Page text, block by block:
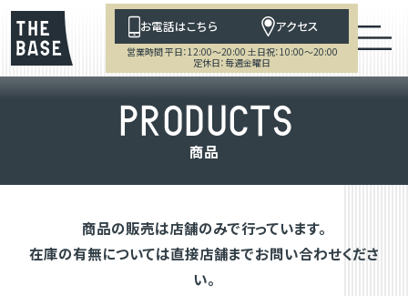
お電話はこちら アクセス
営業時間 平日：12:00～20:00 土日祝：10:00～20:00
定休日：毎週金曜日
PRODUCTS
商品
商品の販売は店舗のみで行っています。
在庫の有無については直接店舗までお問い合わせくださ
い。